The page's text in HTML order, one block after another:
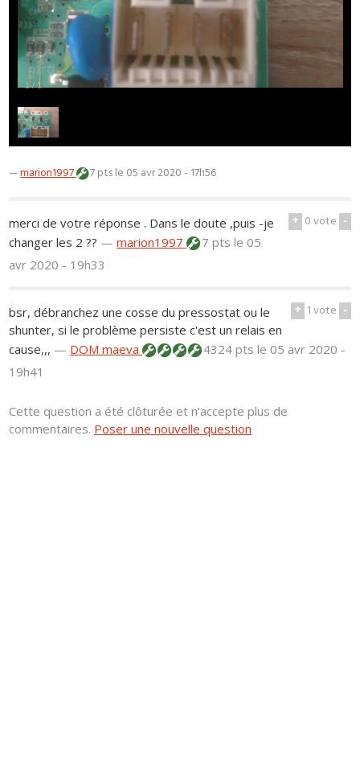
1/ 1
—marion1997 7 ptsle 05 avr 2020 - 17h56
+ 0vote -
merci de votre réponse . Dans le doute ,puis -je
changer les 2 ?? —marion1997 7 ptsle 05
avr 2020 - 19h33
+ 1vote -
bsr, débranchez une cosse du pressostat ou le
shunter, si le problème persiste c'est un relais en
cause,,, — DOM maeva 4324 ptsle 05 avr 2020 -
19h41
Cette question a été clôturée et n'accepte plus de
commentaires. Poser une nouvelle question